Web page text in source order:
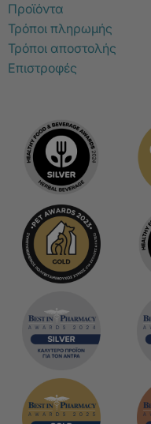
Προϊόντα
Τρόποι πληρωμής
Τρόποι αποστολής
Επιστροφές